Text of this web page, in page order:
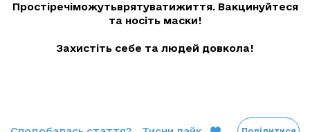
Простіречіможутьврятуватижиття. Вакцинуйтеся
та носіть маски!
Захистіть себе та людей довкола!